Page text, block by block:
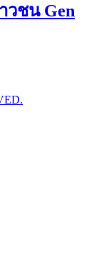
วชน Gen